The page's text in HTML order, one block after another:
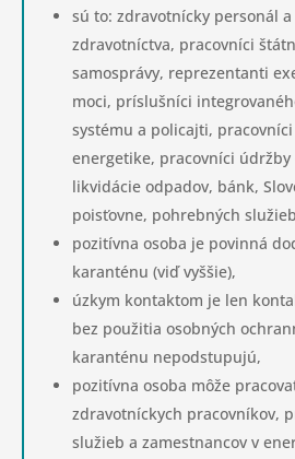
sú to: zdravotnícky personál
zdravotníctva, pracovníci
samosprávy, reprezentanti
moci, príslušníci
systému a policajti,
energetike, pracovníci údržby
likvidácie odpadov, bánk,
poisťovne, pohrebných
pozitívna osoba je povinná
karanténu (viď vyššie),
úzkym kontaktom je len
bez použitia osobných
karanténu nepodstupujú,
pozitívna osoba môže
zdravotníckych pracovníkov,
služieb a zamestnancov v